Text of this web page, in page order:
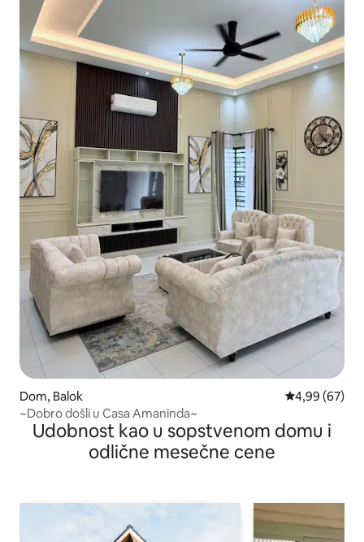
Dom, Balok Prosečna
4,99 (67)
~Dobro došli u Casa Amaninda~
Udobnost kao u sopstvenom domu i
odlične mesečne cene